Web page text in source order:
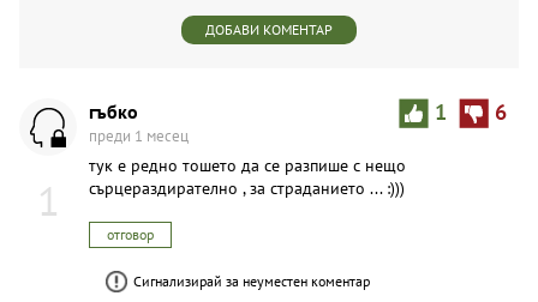
ДОБАВИ КОМЕНТАР
1
1 6
гъбко
преди 1 месец
тук е редно тошето да се разпише с нещо
сърцераздирателно , за страданието ... :)))
отговор
Сигнализирай за неуместен коментар